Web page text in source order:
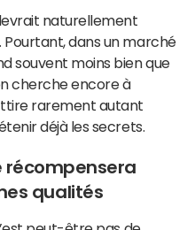
naturellement
dans un marché
souvent moins bien que
cherche encore à
rarement autant
déjà les secrets.
récompensera
qualités